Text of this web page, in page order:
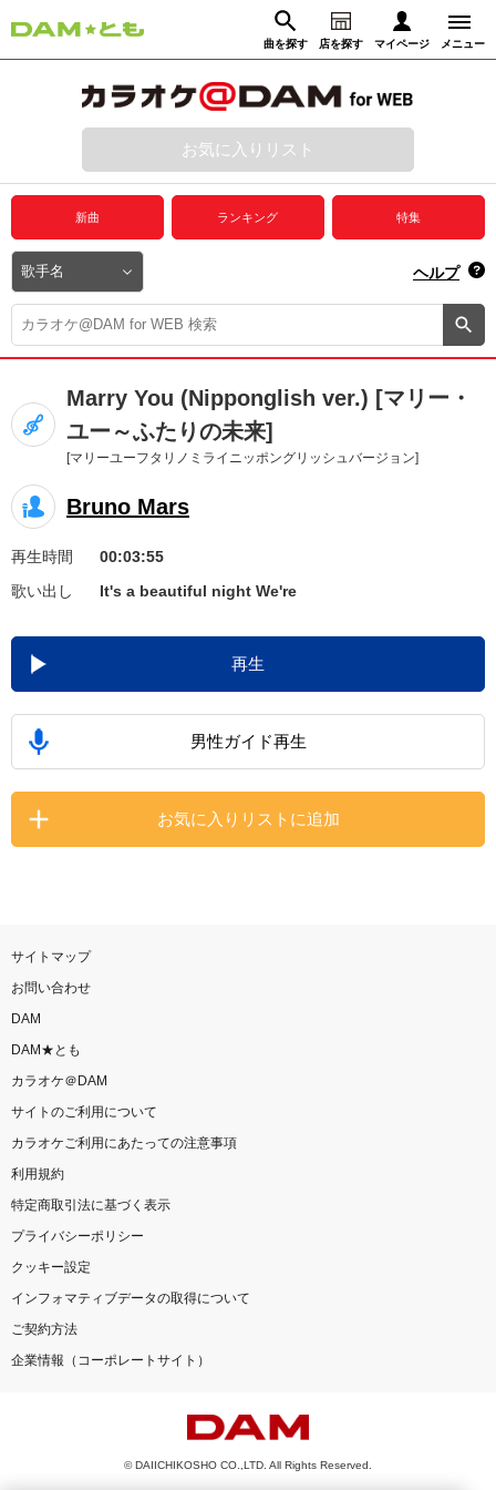
曲を探す 店を探す マイページ メニュー
動画からさがす 録音からさがす
ログイン
プレミアムサービス
DAM★とも動画
DAM★とも録音
カラオケ＠DAM
ユーザー検索
お知らせ
自宅でカラオケ歌い放題！
家族や友達と一緒に！練習にも！
お気に入りリスト
新曲 ランキング 特集
ヘルプ
Marry You (Nipponglish ver.) [マリー・
ユー～ふたりの未来]
[マリーユーフタリノミライニッポングリッシュバージョン]
Bruno Mars
再生時間
00:03:55
歌い出し
It's a beautiful night We're
再生
男性ガイド再生
お気に入りリストに追加
サイトマップ
お問い合わせ
DAM
DAM★とも
カラオケ＠DAM
サイトのご利用について
カラオケご利用にあたっての注意事項
利用規約
特定商取引法に基づく表示
プライバシーポリシー
クッキー設定
インフォマティブデータの取得について
ご契約方法
企業情報（コーポレートサイト）
© DAIICHIKOSHO CO.,LTD. All Rights Reserved.